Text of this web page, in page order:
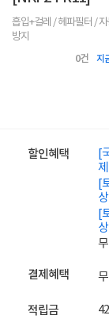
흡입+걸레 / 헤파필터 /
방지
0건 지
할인혜택
[
[
[
결제혜택
적립금